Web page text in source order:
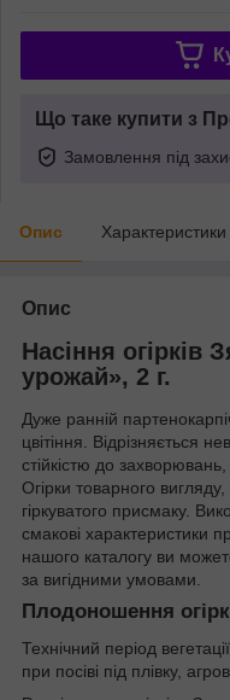
Що таке купити з
Замовлення під
Опис Характеристики
Опис
Насіння огірків
урожай», 2 г.
Дуже ранній
цвітіння. Відрізняється
стійкістю до
Огірки товарного
гіркуватого присмаку.
смакові характеристики
нашого каталогу ви
за вигідними умовами.
Плодоношення
Технічний період
при посіві під плівку,